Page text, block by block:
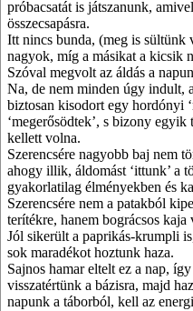
próbacsatát is játszanunk,
összecsapásra.
Itt nincs bunda, (meg is sültünk
nagyok, míg a másikat a kicsik
Szóval megvolt az áldás a
Na, de nem minden úgy indult,
biztosan kisodort egy hordónyi
‘megerősödtek’, s bizony
kellett volna.
Szerencsére nagyobb baj nem
ahogy illik, áldomást ‘ittunk’ a
gyakorlatilag élményekben és
Szerencsére nem a patakból
terítékre, hanem bográcsos kaja
Jól sikerült a paprikás-krumpli
sok maradékot hoztunk haza.
Sajnos hamar eltelt ez a nap,
visszatértünk a bázisra, majd
napunk a táborból, kell az